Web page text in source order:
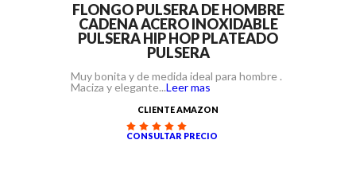
FLONGO PULSERA DE HOMBRE
CADENA ACERO INOXIDABLE
PULSERA HIP HOP PLATEADO
PULSERA
Muy bonita y de medida ideal para hombre .
Maciza y elegante...Leer mas
CLIENTE AMAZON
CONSULTAR PRECIO